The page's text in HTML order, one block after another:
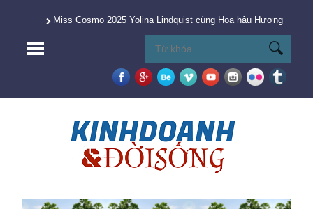
Miss Cosmo 2025 Yolina Lindquist cùng Hoa hậu Hương